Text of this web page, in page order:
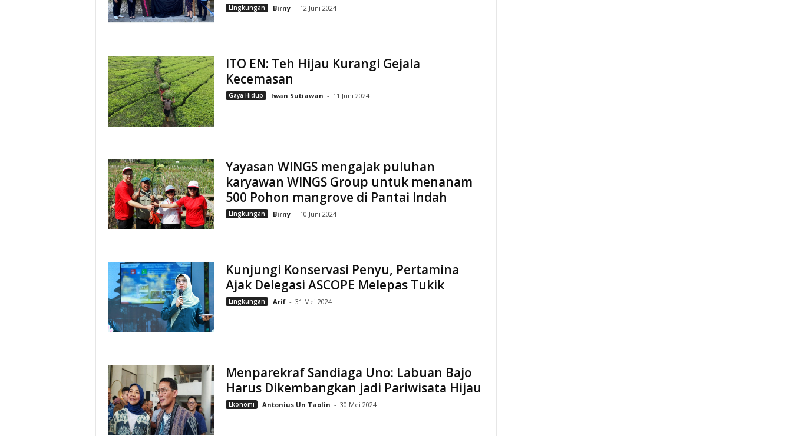
Lingkungan Birny - 12 Juni 2024
ITO EN: Teh Hijau Kurangi Gejala
Kecemasan
Gaya Hidup Iwan Sutiawan - 11 Juni 2024
Yayasan WINGS mengajak puluhan
karyawan WINGS Group untuk menanam
500 Pohon mangrove di Pantai Indah
Lingkungan Birny - 10 Juni 2024
Kunjungi Konservasi Penyu, Pertamina
Ajak Delegasi ASCOPE Melepas Tukik
Lingkungan Arif - 31 Mei 2024
Menparekraf Sandiaga Uno: Labuan Bajo
Harus Dikembangkan jadi Pariwisata Hijau
Ekonomi Antonius Un Taolin - 30 Mei 2024